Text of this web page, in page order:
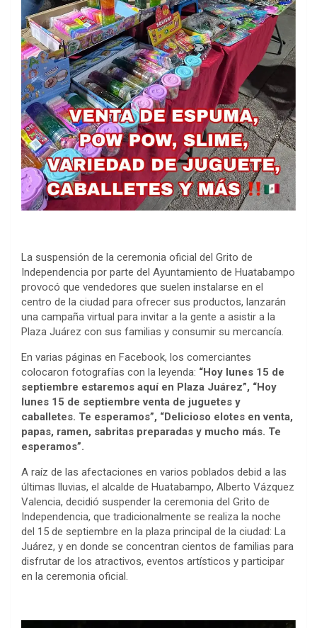
La suspensión de la ceremonia oficial del Grito de
Independencia por parte del Ayuntamiento de Huatabampo
provocó que vendedores que suelen instalarse en el
centro de la ciudad para ofrecer sus productos, lanzarán
una campaña virtual para invitar a la gente a asistir a la
Plaza Juárez con sus familias y consumir su mercancía.
En varias páginas en Facebook, los comerciantes
colocaron fotografías con la leyenda: “Hoy lunes 15 de
septiembre estaremos aquí en Plaza Juárez”, “Hoy
lunes 15 de septiembre venta de juguetes y
caballetes. Te esperamos”, “Delicioso elotes en venta,
papas, ramen, sabritas preparadas y mucho más. Te
esperamos”.
A raíz de las afectaciones en varios poblados debid a las
últimas lluvias, el alcalde de Huatabampo, Alberto Vázquez
Valencia, decidió suspender la ceremonia del Grito de
Independencia, que tradicionalmente se realiza la noche
del 15 de septiembre en la plaza principal de la ciudad: La
Juárez, y en donde se concentran cientos de familias para
disfrutar de los atractivos, eventos artísticos y participar
en la ceremonia oficial.